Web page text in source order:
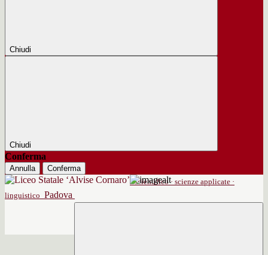
Chiudi
Chiudi
Conferma
Annulla
Conferma
scientifico · scienze applicate ·
linguistico Padova